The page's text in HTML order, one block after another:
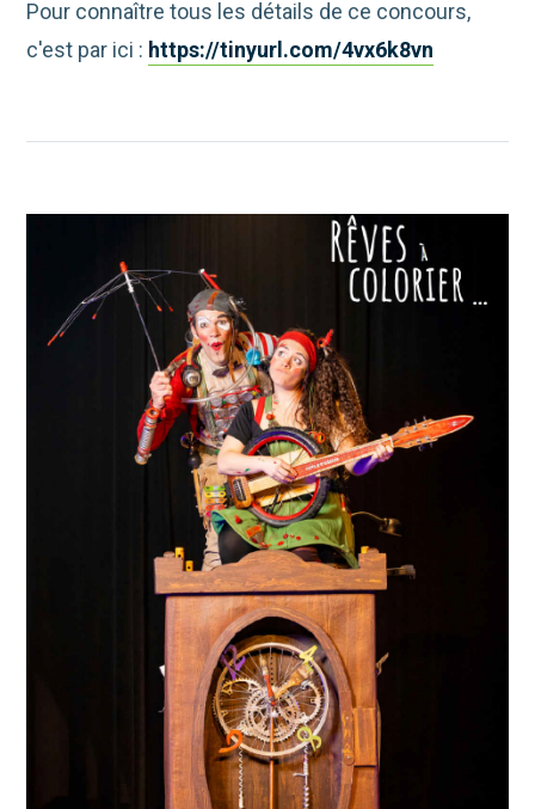
Pour connaître tous les détails de ce concours,
c'est par ici : https://tinyurl.com/4vx6k8vn